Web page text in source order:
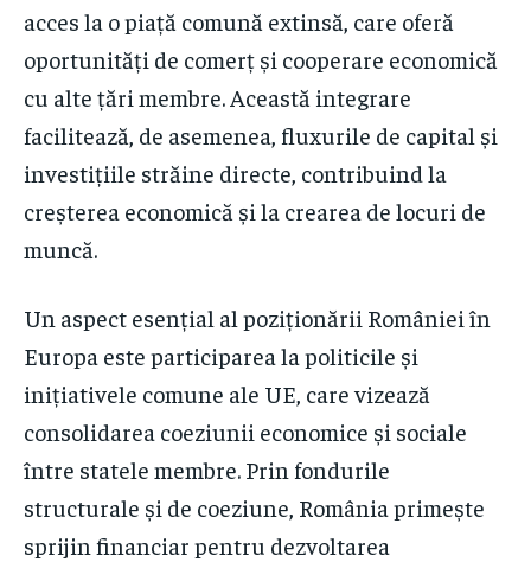
acces la o piață comună extinsă, care oferă
oportunități de comerț și cooperare economică
cu alte țări membre. Această integrare
facilitează, de asemenea, fluxurile de capital și
investițiile străine directe, contribuind la
creșterea economică și la crearea de locuri de
muncă.
Un aspect esențial al poziționării României în
Europa este participarea la politicile și
inițiativele comune ale UE, care vizează
consolidarea coeziunii economice și sociale
între statele membre. Prin fondurile
structurale și de coeziune, România primește
sprijin financiar pentru dezvoltarea